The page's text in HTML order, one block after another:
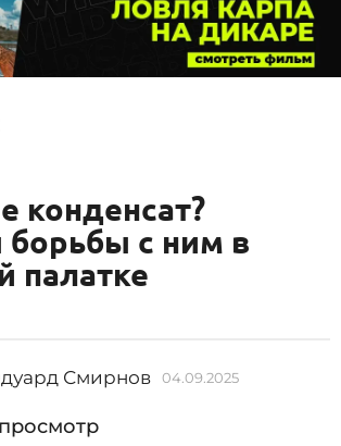
конденсат?
с ним в
палатке
Смирнов 04.09.2025
просмотр